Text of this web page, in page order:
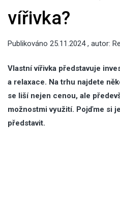
vířivka?
Publikováno 25.11.2024, autor:
Vlastní vířivka představuje
a relaxace. Na trhu najdete
se liší nejen cenou, ale
možnostmi využití. Pojďme si
představit.